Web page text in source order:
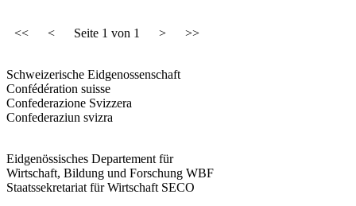
<< < Seite 1 von 1 > >>
Schweizerische Eidgenossenschaft
Confédération suisse
Confederazione Svizzera
Confederaziun svizra
Eidgenössisches Departement für
Wirtschaft, Bildung und Forschung WBF
Staatssekretariat für Wirtschaft SECO